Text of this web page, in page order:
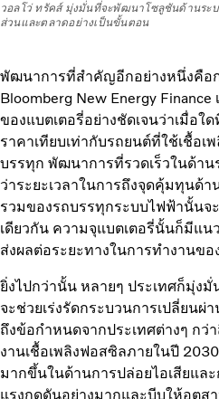
วอลโว่ ทรัคส์ มุ่งมั่นที่จะพัฒนาโซลูชันด้านระ
ส่วนและตลาดอย่างเป็นขั้นตอน
พัฒนาการที่สำคัญอีกอย่างหนึ่งคือ
Bloomberg New Energy
ของแบตเตอรี่อย่างชัดเจนว่าเมื่อใ
ราคาเทียบเท่ากับรถยนต์ที่ใช้เชื้อเ
บรรทุก พัฒนาการที่รวดเร็วในด้า
ว่าระยะเวลาในการถึงจุดคุ้มทุนด้
รวมของรถบรรทุกระบบไฟฟ้านั้นจ
เดียวกัน ความจุแบตเตอรี่นั้นก็มีแ
ส่งผลต่อระยะทางในการทำงานขอ
ยิ่งไปกว่านั้น หลายๆ ประเทศก็มุ่ง
จะช่วยเร่งรัดกระบวนการเปลี่ยนผ่
ถึงข้อกำหนดจากประเทศต่างๆ กว่
งานเชื้อเพลิงฟอสซิลภายในปี
มากขึ้นในด้านการปล่อยไอเสียแล
แรงกดดันอย่างมากและบีบให้อุตส